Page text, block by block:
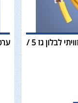
ערכת צינור גומי לגז 2 מטר + ווסת גז M זוויתי לבלון גז 5 /